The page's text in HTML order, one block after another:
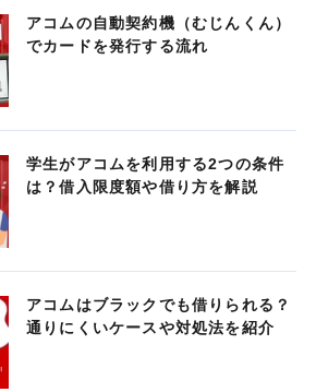
アコムの自動契約機（むじんくん）
でカードを発行する流れ
学生がアコムを利用する2つの条件
は？借入限度額や借り方を解説
アコムはブラックでも借りられる？
通りにくいケースや対処法を紹介